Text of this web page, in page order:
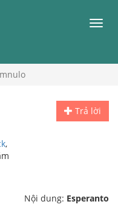
Trả lời
,
Nội dung: Esperanto